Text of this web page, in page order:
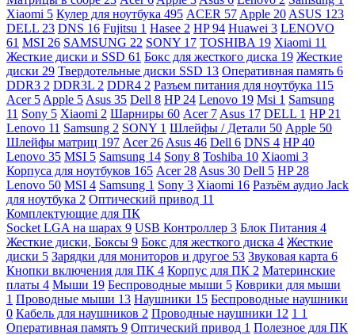
Xiaomi 5 Кулер для ноутбука 495 ACER 57 Apple 20 ASUS 123
DELL 23 DNS 16 Fujitsu 1 Hasee 2 HP94 Huawei 3 LENOVO
61 MSI 26 SAMSUNG 22 SONY 17 TOSHIBA 19 Xiaomi 11
Жесткие диски и SSD 61 Бокс для жесткого диска 19 Жесткие
диски 29 Твердотельные диски SSD 13 Оперативная память 6
DDR3 2 DDR3L 2 DDR4 2 Разъем питания для ноутбука 115
Acer 5 Apple 5 Asus 35 Dell 8 HP 24 Lenovo 19 Msi 1 Samsung
11 Sony 5 Xiaomi 2 Шарниры 60 Acer 7 Asus 17 DELL 1 HP 21
Lenovo 11 Samsung 2 SONY 1 Шлейфы / Детали 50 Apple 50
Шлейфы матриц 197 Acer 26 Asus 46 Dell 6 DNS 4 HP40
Lenovo 35 MSI 5 Samsung 14 Sony 8 Toshiba 10 Xiaomi 3
Корпуса для ноутбуков 165 Acer 28 Asus 30 Dell 5 HP 28
Lenovo 50 MSI 4 Samsung 1 Sony 3 Xiaomi 16 Разъём аудио Jack
для ноутбука 2 Оптический привод 11
Комплектующие для ПК
Socket LGA на шарах 9 USB Контроллер 3 Блок Питания 4
Жесткие диски, Боксы 9 Бокс для жесткого диска 4 Жесткие
диски 5 Зарядки для мониторов и другое 53 Звуковая карта 6
Кнопки включения для ПК 4 Корпус для ПК 2 Материнские
платы 4 Мыши 19 Беспроводные мыши 5 Коврики для мыши
1 Проводные мыши 13 Наушники 15 Беспроводные наушники
0 Кабель для наушников 2 Проводные наушники 12 1 1
Оперативная память 9 Оптический привод 1 Полезное для ПК